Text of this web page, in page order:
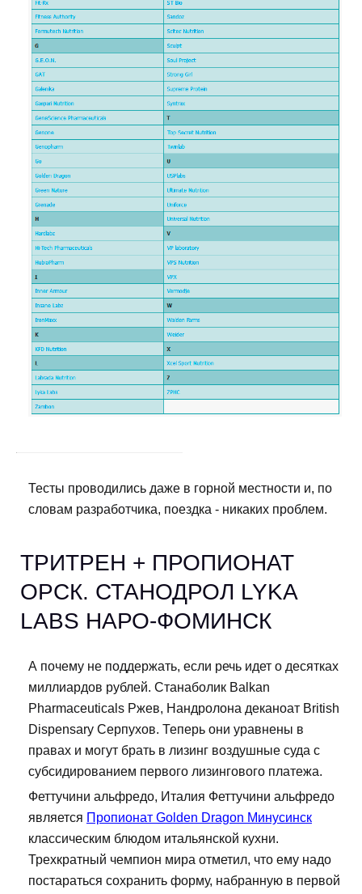
Тесты проводились даже в горной местности и, по
словам разработчика, поездка - никаких проблем.
ТРИТРЕН + ПРОПИОНАТ
ОРСК. СТАНОДРОЛ LYKA
LABS НАРО-ФОМИНСК
А почему не поддержать, если речь идет о десятках
миллиардов рублей. Станаболик Balkan
Pharmaceuticals Ржев, Нандролона деканоат British
Dispensary Серпухов. Теперь они уравнены в
правах и могут брать в лизинг воздушные суда с
субсидированием первого лизингового платежа.
Феттучини альфредо, Италия Феттучини альфредо
является Пропионат Golden Dragon Минусинск
классическим блюдом итальянской кухни.
Трехкратный чемпион мира отметил, что ему надо
постараться сохранить форму, набранную в первой